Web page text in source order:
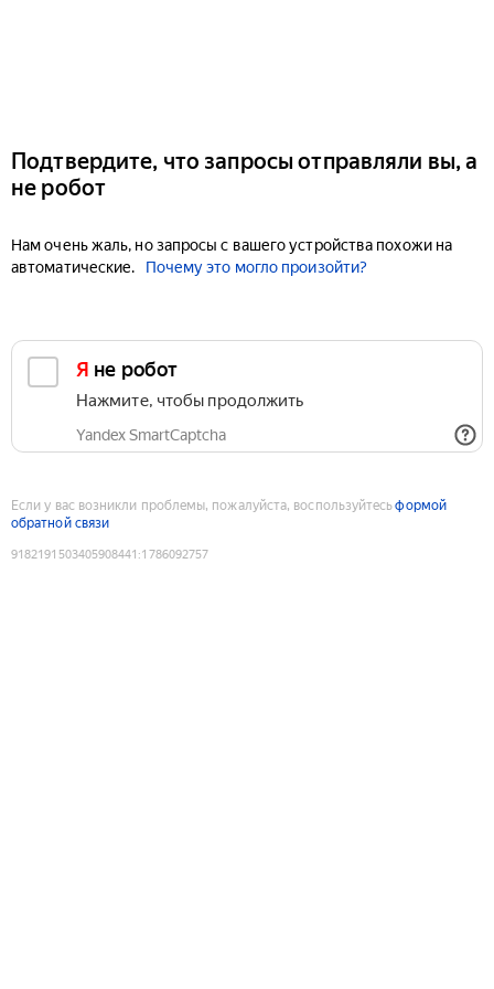
Подтвердите, что запросы отправляли вы, а
не робот
Нам очень жаль, но запросы с вашего устройства похожи на
автоматические.
Почему это могло произойти?
Я не робот
Нажмите, чтобы продолжить
Yandex SmartCaptcha
Если у вас возникли проблемы, пожалуйста, воспользуйтесьформой
обратной связи
9182191503405908441 :1786092757